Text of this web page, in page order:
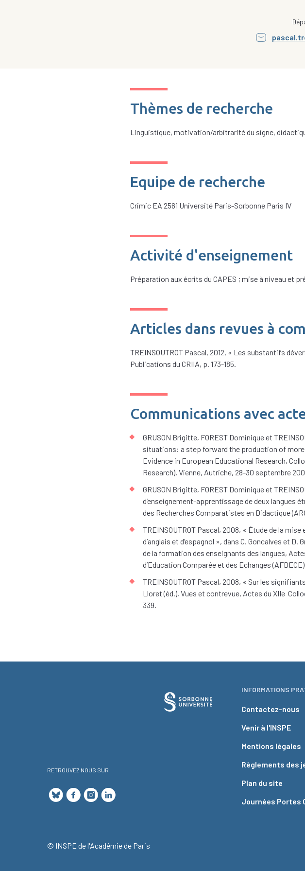
Thèmes de recherche
Linguistique, motivation/arbitrarité du signe,
Equipe de recherche
Crimic EA 2561 Université Paris-Sorbonne Paris IV
Activité d'enseignement
Préparation aux écrits du CAPES ; mise à niveau et
Articles dans revues à
TREINSOUTROT Pascal, 2012, « Les substantifs
Publications du CRIIA, p. 173-185.
Communications avec
GRUSON Brigitte, FOREST Dominique et
situations: a step forward the production of
Evidence in European Educational Research,
Research), Vienne, Autriche, 28-30 septembre
GRUSON Brigitte, FOREST Dominique et
d’enseignement-apprentissage de deux langues
des Recherches Comparatistes en Didactique
TREINSOUTROT Pascal, 2008, « Étude de la
d’anglais et d’espagnol », dans C. Goncalves et
de la formation des enseignants des langues,
d’Education Comparée et des Echanges
TREINSOUTROT Pascal, 2008, « Sur les
Lloret (éd.), Vues et contrevue, Actes du XIIe
339.
RETROUVEZ NOUS SUR
INFORMATIONS
Contactez-nous
Venir à l'INSPE
Mentions légales
Règlements des
Plan du site
Journées Portes
© INSPE de l'Académie de Paris